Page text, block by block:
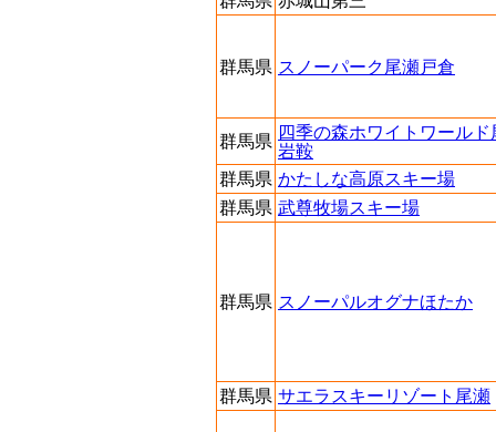
群馬県 スノーパーク尾瀬戸倉
群馬県 四季の森ホワイトワールド
岩鞍
群馬県 かたしな高原スキー場
群馬県 武尊牧場スキー場
群馬県 スノーパルオグナほたか
群馬県 サエラスキーリゾート尾瀬